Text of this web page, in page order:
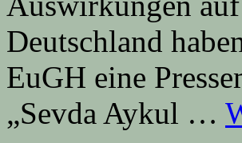
Deutschland
EuGH eine
„Sevda Aykul …